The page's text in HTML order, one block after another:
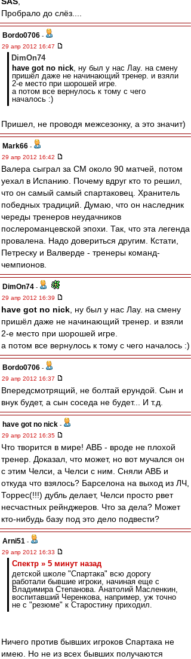
Пробрало до слёз....
Bordo0706 -
29 апр 2012 16:47
DimOn74
have got no nick, ну был у нас Лау. на смену
пришёл даже не начинающий тренер. и взяли
2-е место при шорошей игре.
а потом все вернулось к тому с чего
началось :)
Пришел, не проводя межсезонку, а это значит)
Mark66 -
29 апр 2012 16:42
Валера сыграл за СМ около 90 матчей, потом
уехал в Испанию. Почему вдруг кто то решил,
что он самый самый спартаковец. Хранитель
победных традиций. Думаю, что он наследник
череды тренеров неудачников
послероманцевской эпохи. Так, что эта легенда
провалена. Надо довериться другим. Кстати,
Петреску и Валверде - тренеры команд-
чемпионов.
DimOn74 -
29 апр 2012 16:39
have got no nick , ну был у нас Лау. на смену
пришёл даже не начинающий тренер. и взяли
2-е место при шорошей игре.
а потом все вернулось к тому с чего началось :)
Bordo0706 -
29 апр 2012 16:37
Впередсмотрящий, не болтай ерундой. Сын и
внук будет, а сын соседа не будет... И т.д.
have got no nick -
29 апр 2012 16:35
Что творится в мире! АВБ - вроде не плохой
тренер. Доказал, что может, но вот мучался он
с этим Челси, а Челси с ним. Сняли АВБ и
откуда что взялось? Барселона на выход из ЛЧ,
Торрес(!!!) дубль делает, Челси просто рвет
несчастных рейнджеров. Что за дела? Может
кто-нибудь базу под это дело подвести?
Arni51 -
29 апр 2012 16:33
Спектр » 5 минут назад
детской школе "Спартака" всю дорогу
работали бывшие игроки, начиная еще с
Владимира Степанова. Анатолий Масленкин,
воспитавший Черенкова, например, уж точно
не с "резюме" к Старостину приходил.
Ничего против бывших игроков Спартака не
имею. Но не из всех бывших получаются